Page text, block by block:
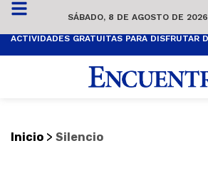
SÁBADO, 8 DE AGOSTO DE 2026
Inicio > Silencio